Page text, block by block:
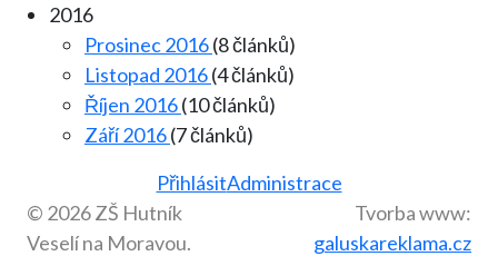
2016
Prosinec 2016(8 článků)
Listopad 2016(4 článků)
Říjen 2016(10 článků)
Září 2016(7 článků)
PřihlásitAdministrace
© 2026 ZŠ Hutník
Veselí na Moravou.
Tvorba www:
galuskareklama.cz